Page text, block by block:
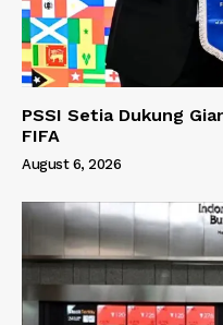
PSSI Setia Dukung
FIFA
August 6, 2026